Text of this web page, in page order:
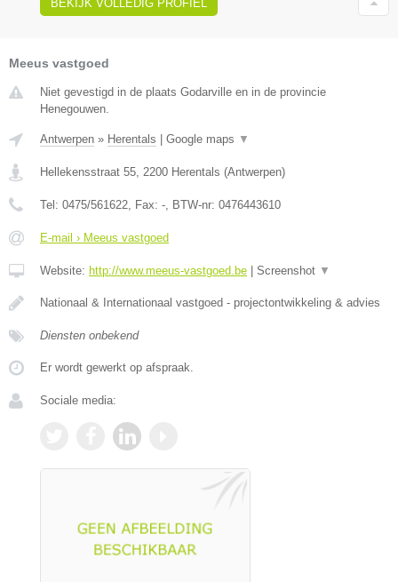
BEKIJK VOLLEDIG PROFIEL
Meeus vastgoed
Niet gevestigd in de plaats Godarville en in de provincie
Henegouwen.
Antwerpen » Herentals Google maps ▼
Hellekensstraat 55, 2200 Herentals (Antwerpen)
Tel: 0475/561622, Fax: -, BTW-nr: 0476443610
E-mail › Meeus vastgoed
Website: http://www.meeus-vastgoed.be Screenshot ▼
Nationaal & Internationaal vastgoed - projectontwikkeling & advies
Diensten onbekend
Er wordt gewerkt op afspraak.
Sociale media: